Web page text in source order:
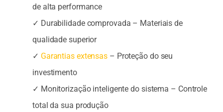
de alta performance
✓ Durabilidade comprovada – Materiais de
qualidade superior
✓ Garantias extensas – Proteção do seu
investimento
✓ Monitorização inteligente do sistema – Controle
total da sua produção